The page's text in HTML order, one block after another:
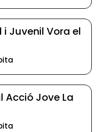
Juvenil Vora el
Acció Jove La